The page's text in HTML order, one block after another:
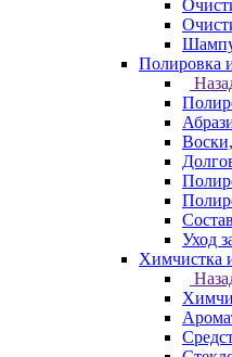
Полировка
Уход
Химчистка